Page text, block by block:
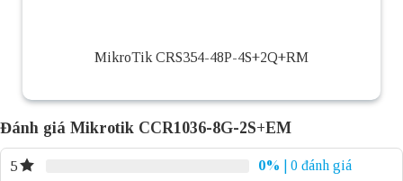
MikroTik CRS354-48P-4S+2Q+RM
Đánh giá Mikrotik CCR1036-8G-2S+EM
5 0%
| 0 đánh giá